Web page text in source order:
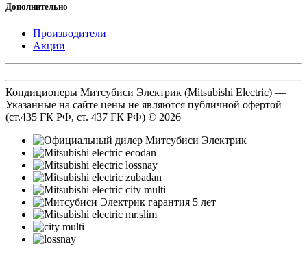
Дополнительно
Производители
Акции
Кондиционеры Митсубиси Электрик (Mitsubishi Electric) —
Указанные на сайте цены не являются публичной офертой
(ст.435 ГК РФ, cт. 437 ГК РФ) © 2026